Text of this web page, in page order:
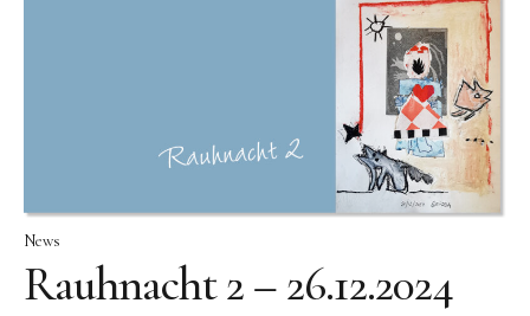
News
Rauhnacht 2 – 26.12.2024